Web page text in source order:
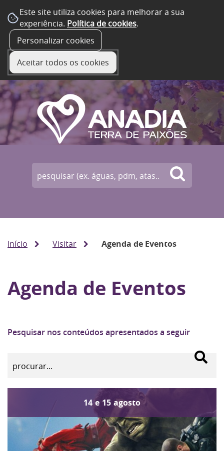
Este site utiliza cookies para melhorar a sua
experiência. Política de cookies.
Personalizar cookies
Aceitar todos os cookies
Início Visitar Agenda de Eventos
Agenda de Eventos
Pesquisar nos conteúdos apresentados a seguir
14 e 15 agosto